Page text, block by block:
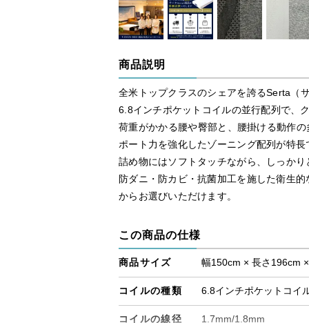
商品説明
全米トップクラスのシェアを誇るSerta（サ
6.8インチポケットコイルの並行配列で、
荷重がかかる腰や臀部と、腰掛ける動作
ポート力を強化したゾーニング配列が特長
詰め物にはソフトタッチながら、しっかり
防ダニ・防カビ・抗菌加工を施した衛生
からお選びいただけます。
この商品の仕様
商品サイズ 幅150cm × 長さ196cm
コイルの種類 6.8インチポケットコイ
コイルの線径 1.7mm/1.8mm